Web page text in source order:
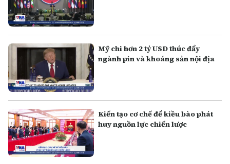
Mỹ chi hơn 2 tỷ USD thúc đẩy
ngành pin và khoáng sản nội địa
Kiến tạo cơ chế để kiều bào phát
huy nguồn lực chiến lược